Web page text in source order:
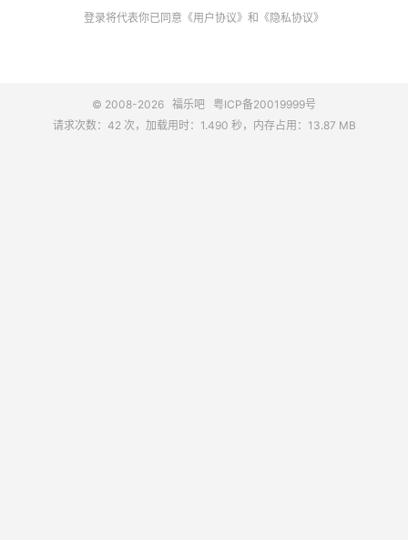
登录将代表你已同意 《用户协议》 和 《隐私协议》
© 2008-2026 福乐吧
粤ICP备20019999号
请求次数：42 次，加载用时：1.490 秒，内存占用：13.87 MB